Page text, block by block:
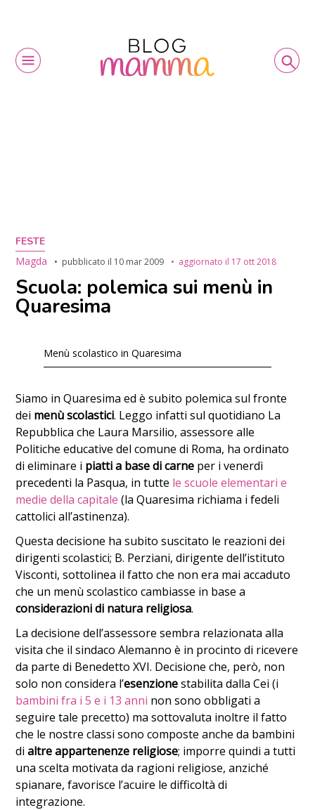
FESTE
Magda
pubblicato il 10 mar 2009 aggiornato il 17 ott 2018
Scuola: polemica sui menù in
Quaresima
Menù scolastico in Quaresima
Siamo in Quaresima ed è subito polemica sul fronte
dei menù scolastici. Leggo infatti sul quotidiano La
Repubblica che Laura Marsilio, assessore alle
Politiche educative del comune di Roma, ha ordinato
di eliminare i piatti a base di carne per i venerdì
precedenti la Pasqua, in tutte le scuole elementari e
medie della capitale (la Quaresima richiama i fedeli
cattolici all’astinenza).
Questa decisione ha subito suscitato le reazioni dei
dirigenti scolastici; B. Perziani, dirigente dell’istituto
Visconti, sottolinea il fatto che non era mai accaduto
che un menù scolastico cambiasse in base a
considerazioni di natura religiosa.
La decisione dell’assessore sembra relazionata alla
visita che il sindaco Alemanno è in procinto di ricevere
da parte di Benedetto XVI. Decisione che, però, non
solo non considera l’esenzionestabilita dalla Cei (i
bambini fra i 5 e i 13 anni non sono obbligati a
seguire tale precetto) ma sottovaluta inoltre il fatto
che le nostre classi sono composte anche da bambini
dialtre appartenenze religiose; imporre quindi a tutti
una scelta motivata da ragioni religiose, anziché
spianare, favorisce l’acuire le difficoltà di
integrazione.